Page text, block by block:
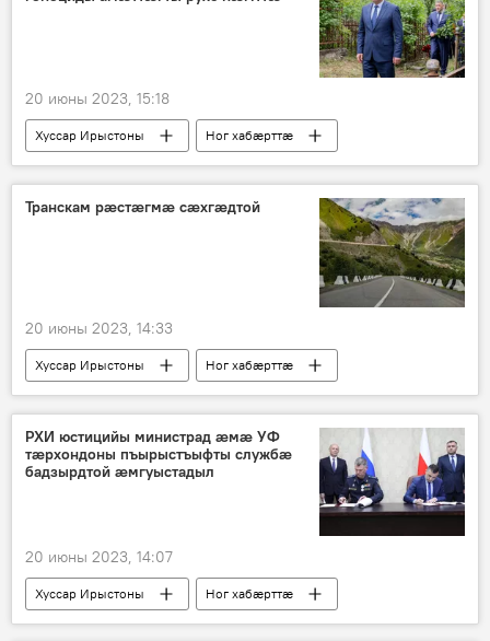
20 июны 2023, 15:18
Хуссар Ирыстоны
Ног хабӕрттӕ
Геноцид
Гаглойты Алан
Транскам рæстæгмæ сæхгæдтой
20 июны 2023, 14:33
Хуссар Ирыстоны
Ног хабӕрттӕ
Транскам
УУМ
РХИ юстицийы министрад æмæ УФ
тæрхондоны пъырыстъыфты службæ
бадзырдтой æмгуыстадыл
20 июны 2023, 14:07
Хуссар Ирыстоны
Ног хабӕрттӕ
Президент